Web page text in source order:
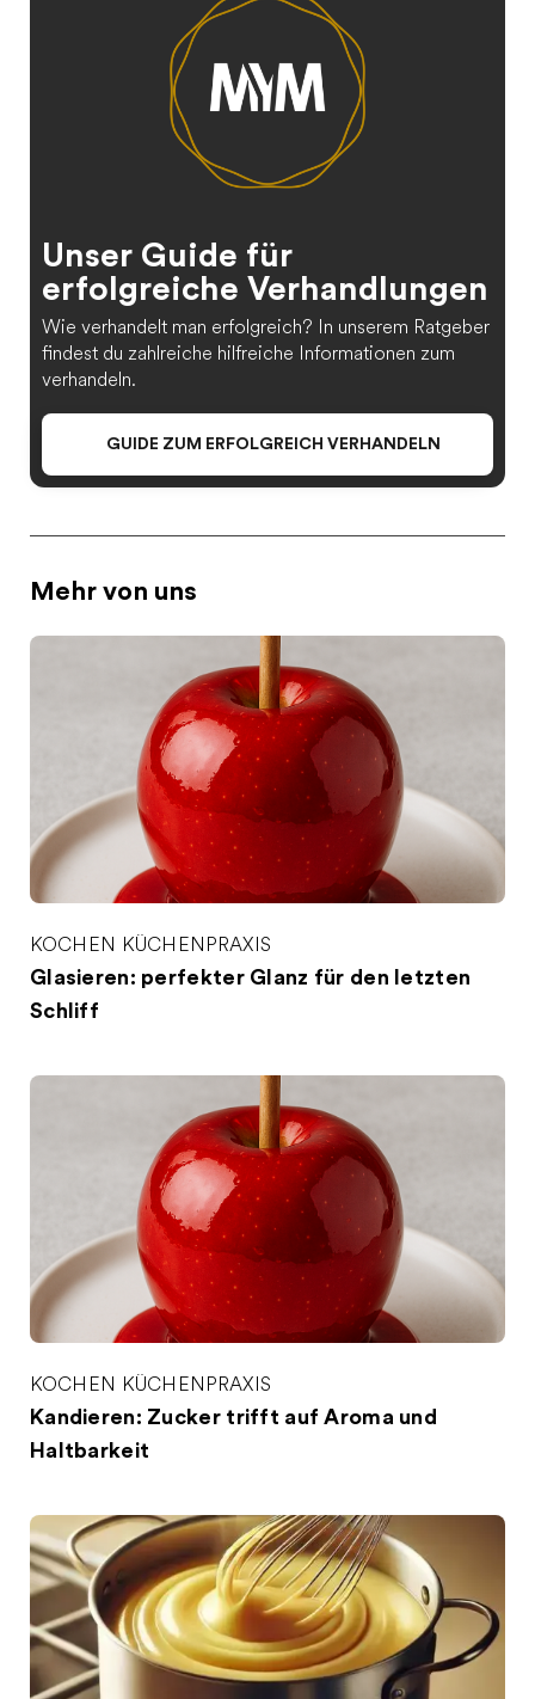
Unser Guide für
erfolgreiche Verhandlungen
Wie verhandelt man erfolgreich? In unserem Ratgeber
findest du zahlreiche hilfreiche Informationen zum
verhandeln.
GUIDE ZUM ERFOLGREICH VERHANDELN
Mehr von uns
KOCHEN KÜCHENPRAXIS
Glasieren: perfekter Glanz für den letzten
Schliff
KOCHEN KÜCHENPRAXIS
Kandieren: Zucker trifft auf Aroma und
Haltbarkeit